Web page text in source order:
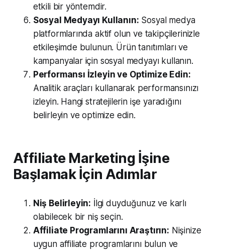
etkili bir yöntemdir.
Sosyal Medyayı Kullanın: Sosyal medya
platformlarında aktif olun ve takipçilerinizle
etkileşimde bulunun. Ürün tanıtımları ve
kampanyalar için sosyal medyayı kullanın.
Performansı İzleyin ve Optimize Edin:
Analitik araçları kullanarak performansınızı
izleyin. Hangi stratejilerin işe yaradığını
belirleyin ve optimize edin.
Affiliate Marketing İşine
Başlamak İçin Adımlar
Niş Belirleyin: İlgi duyduğunuz ve karlı
olabilecek bir niş seçin.
Affiliate Programlarını Araştırın: Nişinize
uygun affiliate programlarını bulun ve